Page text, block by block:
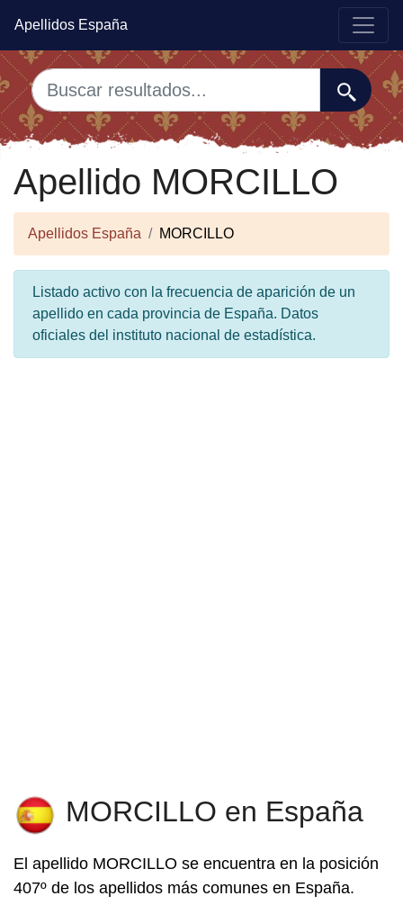
Apellidos España
Apellido MORCILLO
Apellidos España MORCILLO
Listado activo con la frecuencia de aparición de un
apellido en cada provincia de España. Datos
oficiales del instituto nacional de estadística.
MORCILLO en España
El apellido MORCILLO se encuentra en la posición
407º de los apellidos más comunes en España.